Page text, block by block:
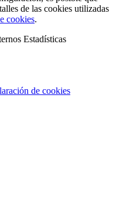
de las cookies utilizadas
cookies.
Estadísticas
de cookies